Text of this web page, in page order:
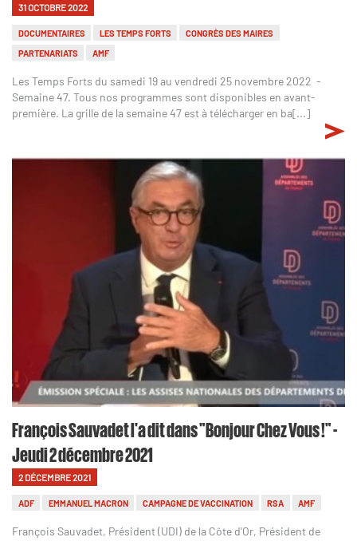
31 OCTOBRE 2022
DOCUMENTAIRES LES TEMPS FORTS
CONGRÈS DES MAIRES
PARTENARIATS
AMF
Les Temps Forts du samedi 19 au vendredi 25 novembre 2022 -
Semaine 47. Tous nos programmes sont disponibles en avant-
première. La grille de la semaine 47 est à télécharger en ba[...]
François Sauvadet l'a dit dans "Bonjour Chez Vous !" -
Jeudi 2 décembre 2021
2 DÉCEMBRE 2021
ADF EMMANUEL MACRON CAMPAGNE DE VACCINATION RSA AMF
François Sauvadet, Président (UDI) de la Côte d'Or, Président de